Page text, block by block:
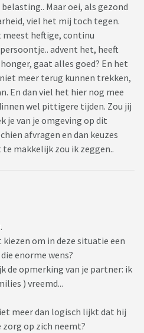
Maar oei, als gezond
viel het mij toch tegen.
heftige, continu
advent het, heeft
gaat alles goed? En het
meer terug kunnen trekken,
En dan viel het hier nog mee
wel pittigere tijden. Zou jij
je van je omgeving op dit
afvragen en dan keuzes
makkelijk zou ik zeggen..
om in deze situatie een
enorme wens?
de opmerking van je partner: ik
) vreemd...
meer dan logisch lijkt dat hij
op zich neemt?